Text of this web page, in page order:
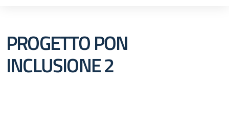
PROGETTO PON
INCLUSIONE 2